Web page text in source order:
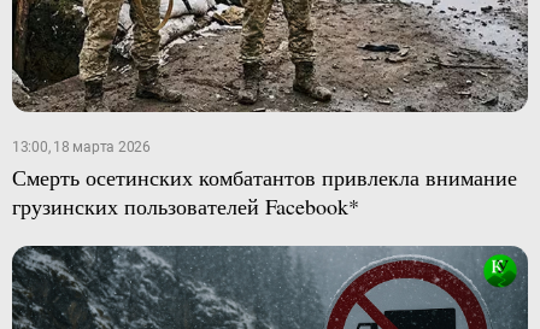
13:00, 18 марта 2026
Смерть осетинских комбатантов привлекла внимание
грузинских пользователей Facebook*